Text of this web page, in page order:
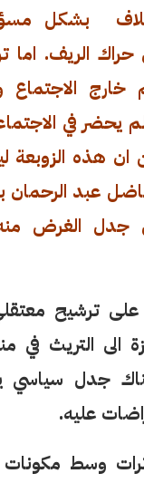
بشكل
الريف. اما
الاجتماع
يحضر في
ان هذه الزوبعة
عبد
جدل الغرض
على ترشيح
الى التريث في
جدل سياسي
عليه.
وسط مكونات